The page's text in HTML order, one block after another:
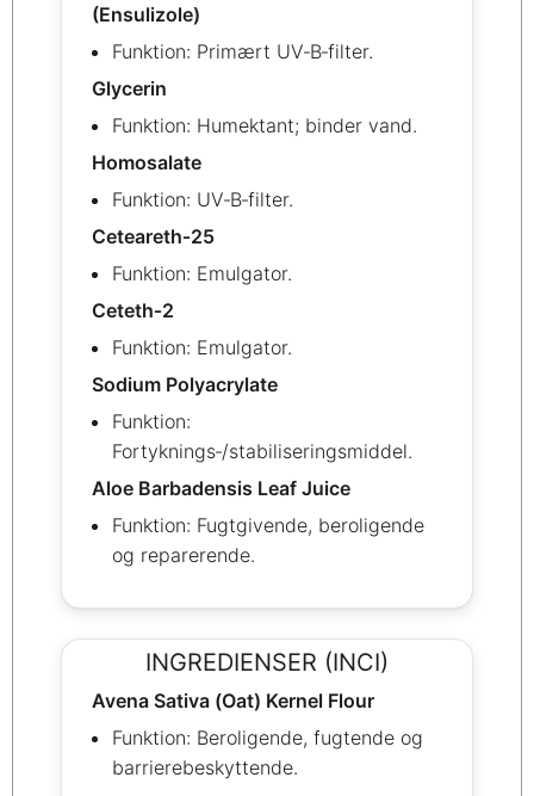
(Ensulizole)
Funktion: Primært UV‑B‑filter.
Glycerin
Funktion: Humektant; binder vand.
Homosalate
Funktion: UV‑B‑filter.
Ceteareth‑25
Funktion: Emulgator.
Ceteth‑2
Funktion: Emulgator.
Sodium Polyacrylate
Funktion:
Fortyknings‑/stabiliseringsmiddel.
Aloe Barbadensis Leaf Juice
Funktion: Fugtgivende, beroligende
og reparerende.
INGREDIENSER (INCI)
Avena Sativa (Oat) Kernel Flour
Funktion: Beroligende, fugtende og
barrierebeskyttende.